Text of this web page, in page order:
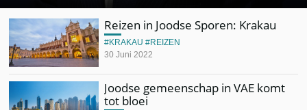
Reizen in Joodse Sporen: Krakau
30 Juni 2022
KRAKAU REIZEN
Joodse gemeenschap in VAE komt
tot bloei